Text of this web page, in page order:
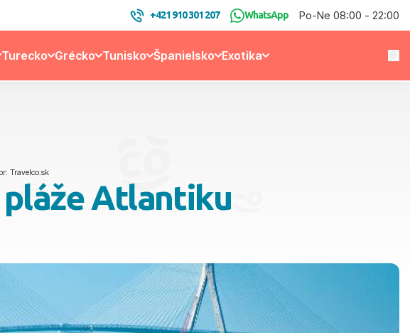
+421 910 301 207 WhatsApp Po-Ne 08:00 - 22:00
Turecko Grécko Tunisko Španielsko Exotika
Travelco.sk
pláže Atlantiku